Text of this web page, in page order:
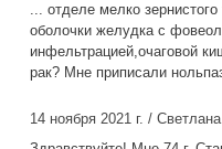
... отделе мелко
оболочки желудка с
инфельтрацией,очаговой
рак? Мне приписали
14 ноября 2021 г. /